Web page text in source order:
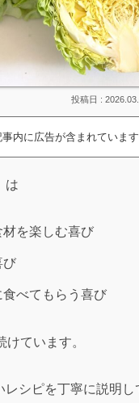
事内に広告が含まれています
は
材を楽しむ喜び
び
べてもらう喜び
けています。
レシピを丁寧に説明し